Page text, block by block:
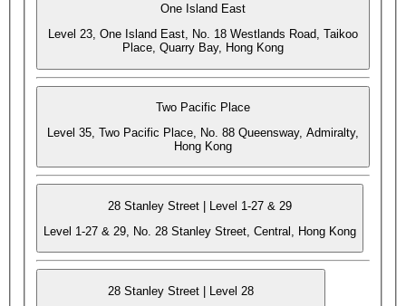
One Island East
Level 23, One Island East, No. 18 Westlands Road, Taikoo
Place, Quarry Bay, Hong Kong
Two Pacific Place
Level 35, Two Pacific Place, No. 88 Queensway, Admiralty,
Hong Kong
28 Stanley Street | Level 1-27 & 29
Level 1-27 & 29, No. 28 Stanley Street, Central, Hong Kong
28 Stanley Street | Level 28